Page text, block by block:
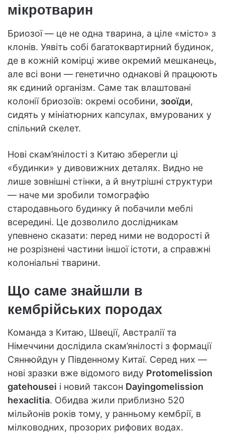
мікротварин
Бриозої — це не одна тварина, а ціле «місто» з
клонів. Уявіть собі багатоквартирний будинок,
де в кожній комірці живе окремий мешканець,
але всі вони — генетично однакові й працюють
як єдиний організм. Саме так влаштовані
колонії бриозоїв: окремі особини, зооїди,
сидять у мініатюрних капсулах, вмурованих у
спільний скелет.
Нові скам’янілості з Китаю зберегли ці
«будинки» у дивовижних деталях. Видно не
лише зовнішні стінки, а й внутрішні структури
— наче ми зробили томографію
стародавнього будинку й побачили меблі
всередині. Це дозволило дослідникам
упевнено сказати: перед ними не водорості й
не розрізнені частини іншої істоти, а справжні
колоніальні тварини.
Що саме знайшли в
кембрійських породах
Команда з Китаю, Швеції, Австралії та
Німеччини дослідила скам’янілості з формації
Сяннюйдун у Південному Китаї. Серед них —
нові зразки вже відомого виду Protomelission
gatehousei і новий таксон Dayingomelission
hexaclitia. Обидва жили приблизно 520
мільйонів років тому, у ранньому кембрії, в
мілководних, прозорих рифових водах.